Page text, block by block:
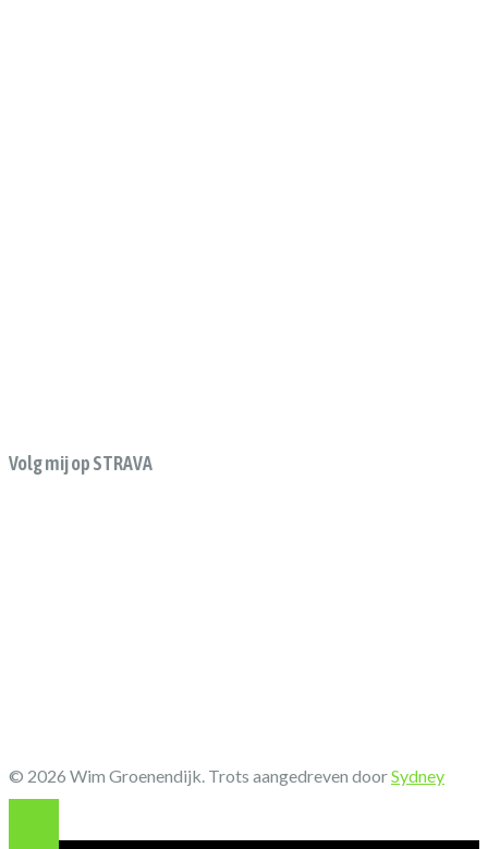
Volg mij op STRAVA
© 2026 Wim Groenendijk. Trots aangedreven doorSydney